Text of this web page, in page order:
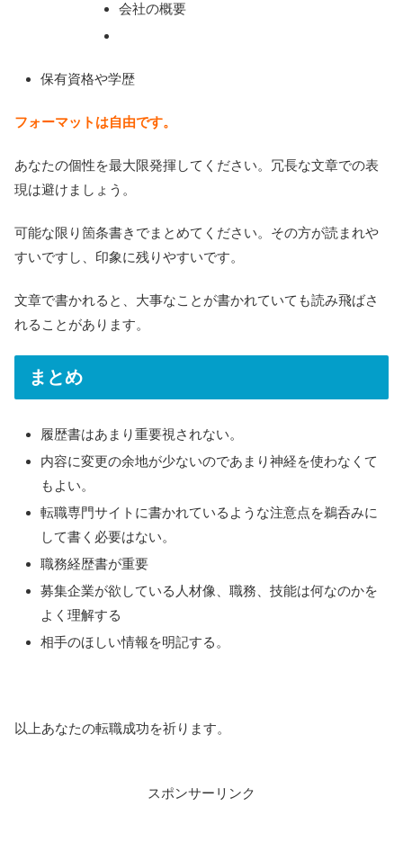
会社の概要
保有資格や学歴
フォーマットは自由です。
あなたの個性を最大限発揮してください。冗長な文章での表
現は避けましょう。
可能な限り箇条書きでまとめてください。その方が読まれや
すいですし、印象に残りやすいです。
文章で書かれると、大事なことが書かれていても読み飛ばさ
れることがあります。
まとめ
履歴書はあまり重要視されない。
内容に変更の余地が少ないのであまり神経を使わなくて
もよい。
転職専門サイトに書かれているような注意点を鵜呑みに
して書く必要はない。
職務経歴書が重要
募集企業が欲している人材像、職務、技能は何なのかを
よく理解する
相手のほしい情報を明記する。
以上あなたの転職成功を祈ります。
スポンサーリンク